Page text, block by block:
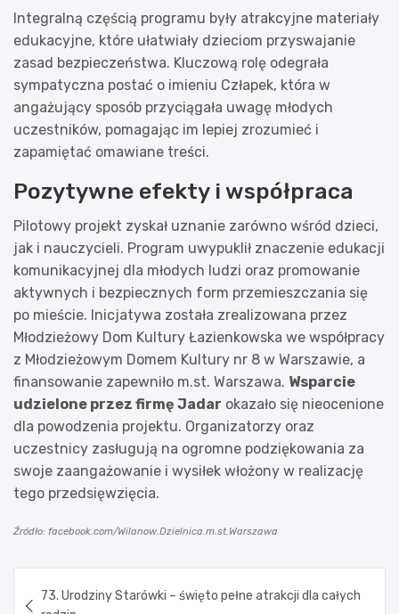
Integralną częścią programu były atrakcyjne materiały
edukacyjne, które ułatwiały dzieciom przyswajanie
zasad bezpieczeństwa. Kluczową rolę odegrała
sympatyczna postać o imieniu Człapek, która w
angażujący sposób przyciągała uwagę młodych
uczestników, pomagając im lepiej zrozumieć i
zapamiętać omawiane treści.
Pozytywne efekty i współpraca
Pilotowy projekt zyskał uznanie zarówno wśród dzieci,
jak i nauczycieli. Program uwypuklił znaczenie edukacji
komunikacyjnej dla młodych ludzi oraz promowanie
aktywnych i bezpiecznych form przemieszczania się
po mieście. Inicjatywa została zrealizowana przez
Młodzieżowy Dom Kultury Łazienkowska we współpracy
z Młodzieżowym Domem Kultury nr 8 w Warszawie, a
finansowanie zapewniło m.st. Warszawa. Wsparcie
udzielone przez firmę Jadar okazało się nieocenione
dla powodzenia projektu. Organizatorzy oraz
uczestnicy zasługują na ogromne podziękowania za
swoje zaangażowanie i wysiłek włożony w realizację
tego przedsięwzięcia.
Źródło: facebook.com/Wilanow.Dzielnica.m.st.Warszawa
73. Urodziny Starówki – święto pełne atrakcji dla całych